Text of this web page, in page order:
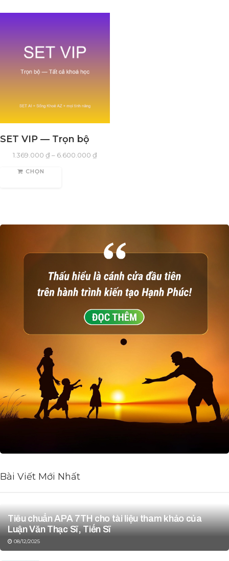
SET VIP — Trọn bộ
1.369.000₫– 6.600.000₫
CHỌN
Bài Viết Mới Nhất
Tiêu chuẩn APA 7TH cho tài liệu tham khảo của
Luận Văn Thạc Sĩ, Tiến Sĩ
08/12/2025